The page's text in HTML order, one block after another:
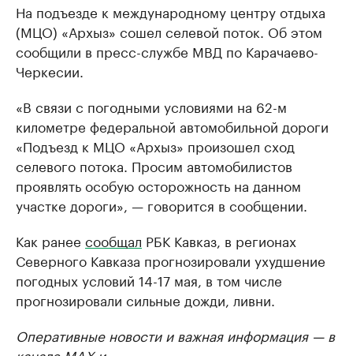
На подъезде к международному центру отдыха
(МЦО) «Архыз» сошел селевой поток. Об этом
сообщили в пресс-службе МВД по Карачаево-
Черкесии.
«В связи с погодными условиями на 62-м
километре федеральной автомобильной дороги
«Подъезд к МЦО «Архыз» произошел сход
селевого потока. Просим автомобилистов
проявлять особую осторожность на данном
участке дороги», — говорится в сообщении.
Как ранее сообщал РБК Кавказ, в регионах
Северного Кавказа прогнозировали ухудшение
погодных условий 14-17 мая, в том числе
прогнозировали сильные дожди, ливни.
Оперативные новости и важная информация — в